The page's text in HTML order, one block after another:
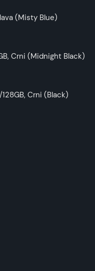
(Misty Blue)
Crni (Midnight Black)
Crni (Black)